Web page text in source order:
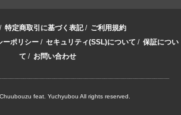
/ 特定商取引に基づく表記/ ご利用規約
ーポリシー/ セキュリティ(SSL)について / 保証につい
て / お問い合わせ
feat. Yuchyubou All rights reserved.